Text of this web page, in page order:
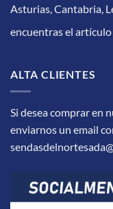
Asturias, Cantabria,
encuentras el artículo
ALTA CLIENTES
Si desea comprar en
enviarnos un email